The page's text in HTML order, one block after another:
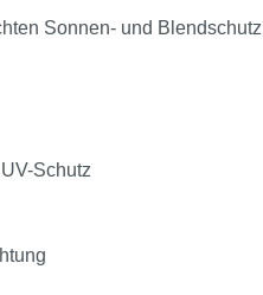
Sonnen- und
Schutz